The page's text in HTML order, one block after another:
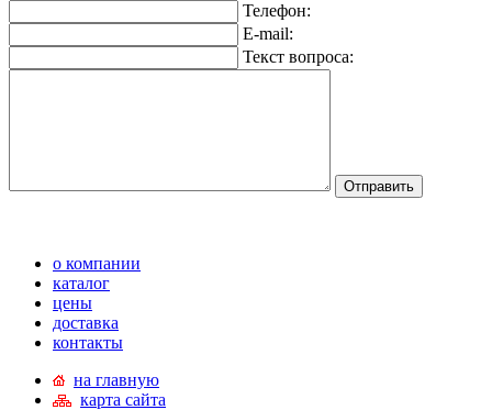
Телефон:
E-mail:
Текст вопроса:
о компании
каталог
цены
доставка
контакты
на главную
карта сайта